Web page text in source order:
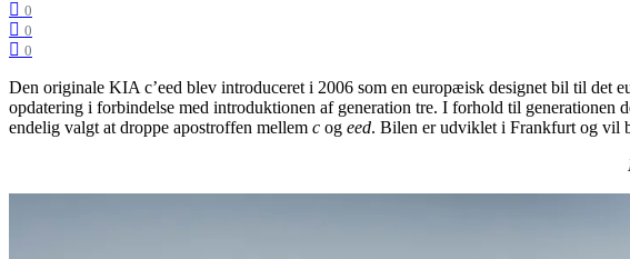
0
0
0
Den originale KIA c’eed blev introduceret i 2006 som en europæisk designet bil til det
opdatering i forbindelse med introduktionen af generation tre. I forhold til generationen
endelig valgt at droppe apostroffen mellem c og eed. Bilen er udviklet i Frankfurt og vil